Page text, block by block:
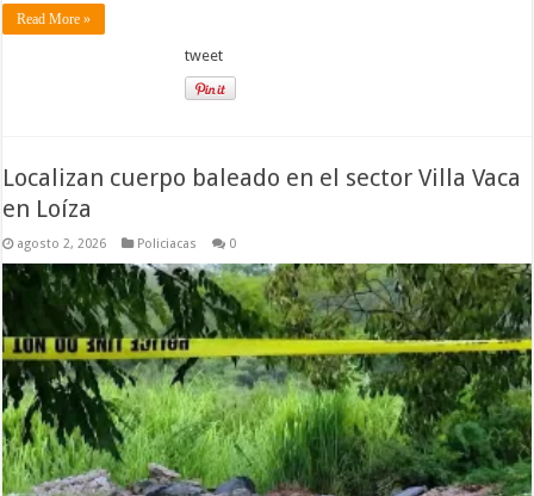
Read More »
tweet
Localizan cuerpo baleado en el sector Villa Vaca
en Loíza
agosto 2, 2026 Policiacas 0